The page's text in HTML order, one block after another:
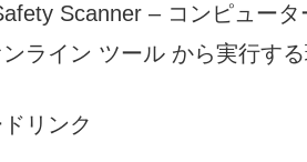
Scanner – コンピュー
ライン ツール から実行す
リンク